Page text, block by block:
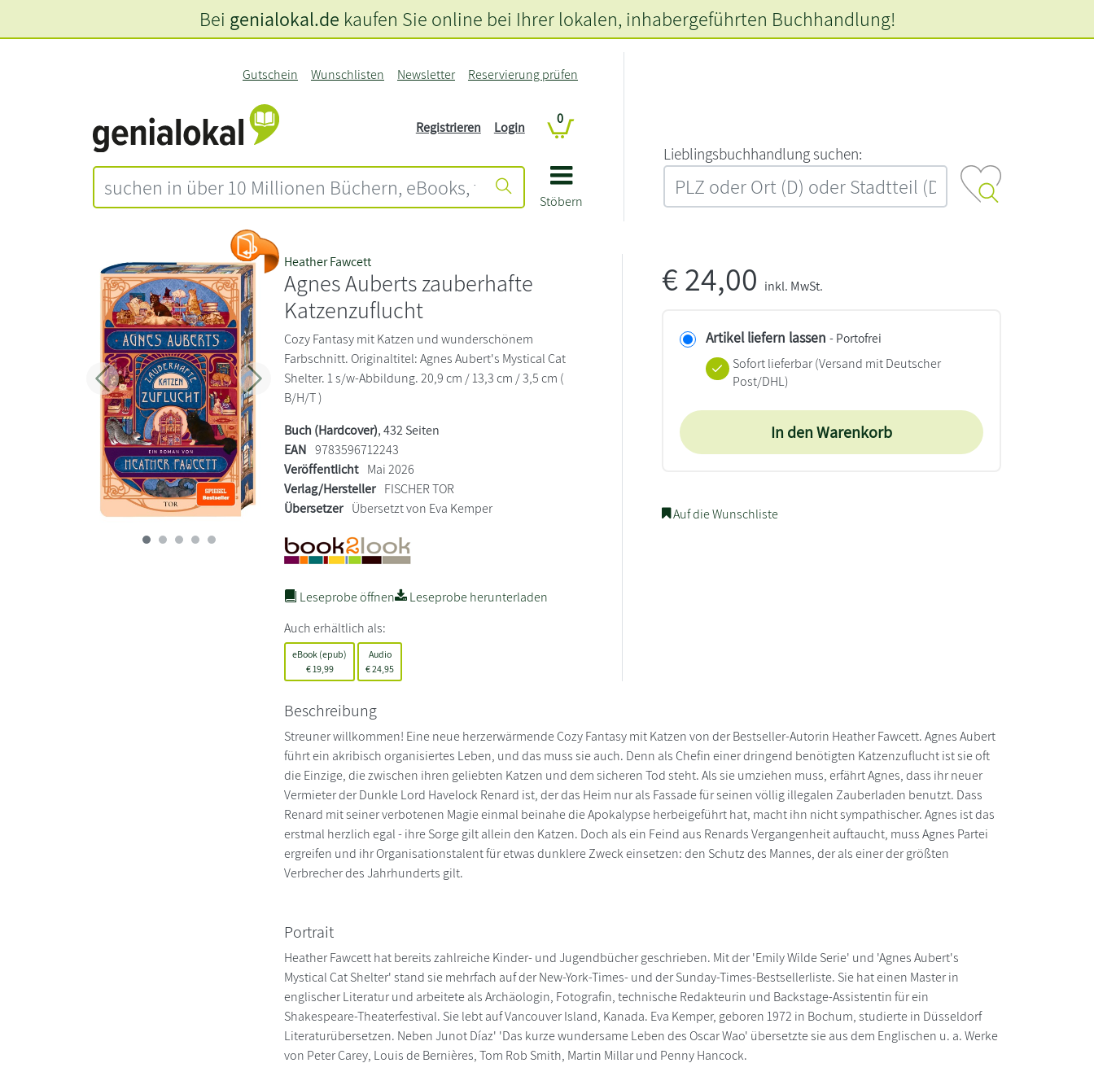
Stöbern
Gutschein Wunschlisten Newsletter Reservierung prüfen
Registrieren Login
0
L‍i‍e‍b‍l‍i‍n‍g‍s‍b‍u‍c‍h‍h‍a‍n‍d‍l‍u‍n‍g‍ ‍s‍u‍c‍h‍e‍n‍:‍
Bei genialokal.de kaufen Sie online bei Ihrer lokalen, inhabergeführten Buchhandlung!
Zurück Weiter
Heather Fawcett
Agnes Auberts zauberhafte
Katzenzuflucht
Cozy Fantasy mit Katzen und wunderschönem
Farbschnitt. Originaltitel: Agnes Aubert's Mystical Cat
Shelter. 1 s/w-Abbildung. 20,9 cm / 13,3 cm / 3,5 cm (
B/H/T )
Buch (Hardcover), 432 Seiten
EAN 9783596712243
Veröffentlicht Mai 2026
Verlag/Hersteller FISCHER TOR
Übersetzer Übersetzt von Eva Kemper
Leseprobe öffnen
Leseprobe herunterladen
Auch erhältlich als:
eBook (epub)
€19,99
Audio
€24,95
€24,00 inkl. MwSt.
Artikel liefern lassen - Portofrei
Sofort lieferbar(Versand mit Deutscher
Post/DHL)
In den Warenkorb
Auf die Wunschliste
Beschreibung
Streuner willkommen! Eine neue herzerwärmende Cozy Fantasy mit Katzen von der Bestseller-Autorin Heather Fawcett. Agnes Aubert
führt ein akribisch organisiertes Leben, und das muss sie auch. Denn als Chefin einer dringend benötigten Katzenzuflucht ist sie oft
die Einzige, die zwischen ihren geliebten Katzen und dem sicheren Tod steht. Als sie umziehen muss, erfährt Agnes, dass ihr neuer
Vermieter der Dunkle Lord Havelock Renard ist, der das Heim nur als Fassade für seinen völlig illegalen Zauberladen benutzt. Dass
Renard mit seiner verbotenen Magie einmal beinahe die Apokalypse herbeigeführt hat, macht ihn nicht sympathischer. Agnes ist das
erstmal herzlich egal - ihre Sorge gilt allein den Katzen. Doch als ein Feind aus Renards Vergangenheit auftaucht, muss Agnes Partei
ergreifen und ihr Organisationstalent für etwas dunklere Zweck einsetzen: den Schutz des Mannes, der als einer der größten
Verbrecher des Jahrhunderts gilt.
Portrait
Heather Fawcett hat bereits zahlreiche Kinder- und Jugendbücher geschrieben. Mit der 'Emily Wilde Serie' und 'Agnes Aubert's
Mystical Cat Shelter' stand sie mehrfach auf der New-York-Times- und der Sunday-Times-Bestsellerliste. Sie hat einen Master in
englischer Literatur und arbeitete als Archäologin, Fotografin, technische Redakteurin und Backstage-Assistentin für ein
Shakespeare-Theaterfestival. Sie lebt auf Vancouver Island, Kanada. Eva Kemper, geboren 1972 in Bochum, studierte in Düsseldorf
Literaturübersetzen. Neben Junot Díaz' 'Das kurze wundersame Leben des Oscar Wao' übersetzte sie aus dem Englischen u. a. Werke
von Peter Carey, Louis de Bernières, Tom Rob Smith, Martin Millar und Penny Hancock.